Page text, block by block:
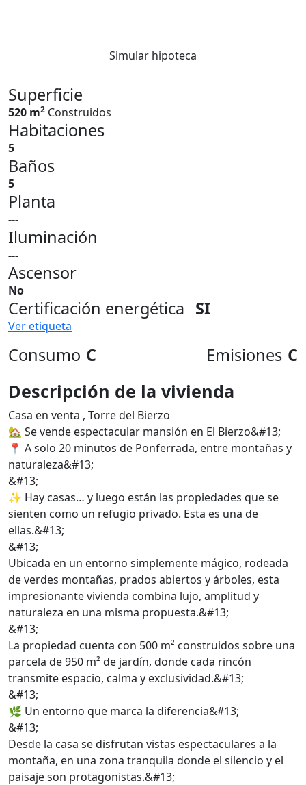
Simular hipoteca
Superficie
520 m2 Construidos
Habitaciones
5
Baños
5
Planta
---
Iluminación
---
Ascensor
No
Certificación energética SI
Ver etiqueta
Consumo C Emisiones C
Descripción de la vivienda
Casa en venta , Torre del Bierzo
🏡 Se vende espectacular mansión en El Bierzo&#13;
📍 A solo 20 minutos de Ponferrada, entre montañas y
naturaleza&#13;
&#13;
✨ Hay casas… y luego están las propiedades que se
sienten como un refugio privado. Esta es una de
ellas.&#13;
&#13;
Ubicada en un entorno simplemente mágico, rodeada
de verdes montañas, prados abiertos y árboles, esta
impresionante vivienda combina lujo, amplitud y
naturaleza en una misma propuesta.&#13;
&#13;
La propiedad cuenta con 500 m² construidos sobre una
parcela de 950 m² de jardín, donde cada rincón
transmite espacio, calma y exclusividad.&#13;
&#13;
🌿 Un entorno que marca la diferencia&#13;
&#13;
Desde la casa se disfrutan vistas espectaculares a la
montaña, en una zona tranquila donde el silencio y el
paisaje son protagonistas.&#13;